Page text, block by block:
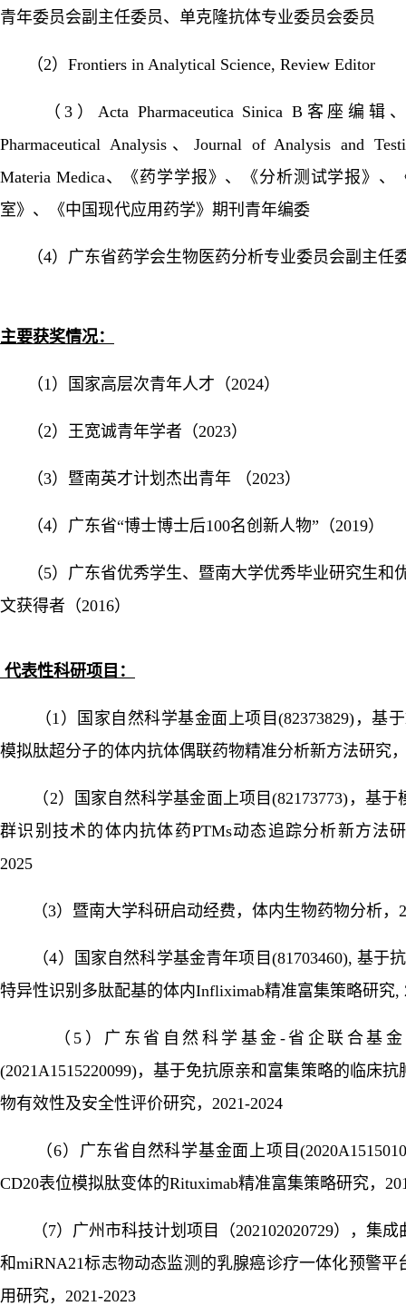
青年委员会副主任委员、单克隆抗体专业委员会委员
（2）Frontiers in Analytical Science, Review Editor
（3）Acta Pharmaceutica Sinica B客座编辑
Pharmaceutical Analysis、Journal of Analysis and
Materia Medica、《药学学报》、《分析测试学报》、
室》、《中国现代应用药学》期刊青年编委
（4）广东省药学会生物医药分析专业委员会副主任
主要获奖情况：
（1）国家高层次青年人才（2024）
（2）王宽诚青年学者（2023）
（3）暨南英才计划杰出青年 （2023）
（4）广东省“博士博士后100名创新人物”（2019）
（5）广东省优秀学生、暨南大学优秀毕业研究生和
文获得者（2016）
代表性科研项目：
（1）国家自然科学基金面上项目(82373829)，基
模拟肽超分子的体内抗体偶联药物精准分析新方法研究
（2）国家自然科学基金面上项目(82173773)，基于
群识别技术的体内抗体药PTMs动态追踪分析新方法
2025
（3）暨南大学科研启动经费，体内生物药物分析，
（4）国家自然科学基金青年项目(81703460), 基于
特异性识别多肽配基的体内Infliximab精准富集策略研究,
（ 5）广东省自然科学基金-省企联合基
(2021A1515220099)，基于免抗原亲和富集策略的临床抗
物有效性及安全性评价研究，2021-2024
（6）广东省自然科学基金面上项目
CD20表位模拟肽变体的Rituximab精准富集策略研究，
（7）广州市科技计划项目（202102020729），集成
和miRNA21标志物动态监测的乳腺癌诊疗一体化预警平
用研究，2021-2023